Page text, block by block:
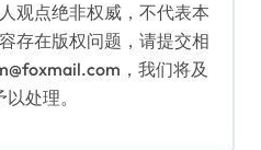
观点绝非权威，不代表本
存在版权问题，请提交相
，我们将及
以处理。